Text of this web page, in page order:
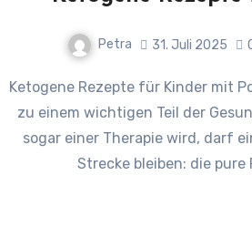
Petra 31. Juli 2025
Ketogene Rezepte für Kinder mit Power Wenn Ernährung
zu einem wichtigen Teil der
sogar einer Therapie wird, darf
Strecke bleiben: die pure